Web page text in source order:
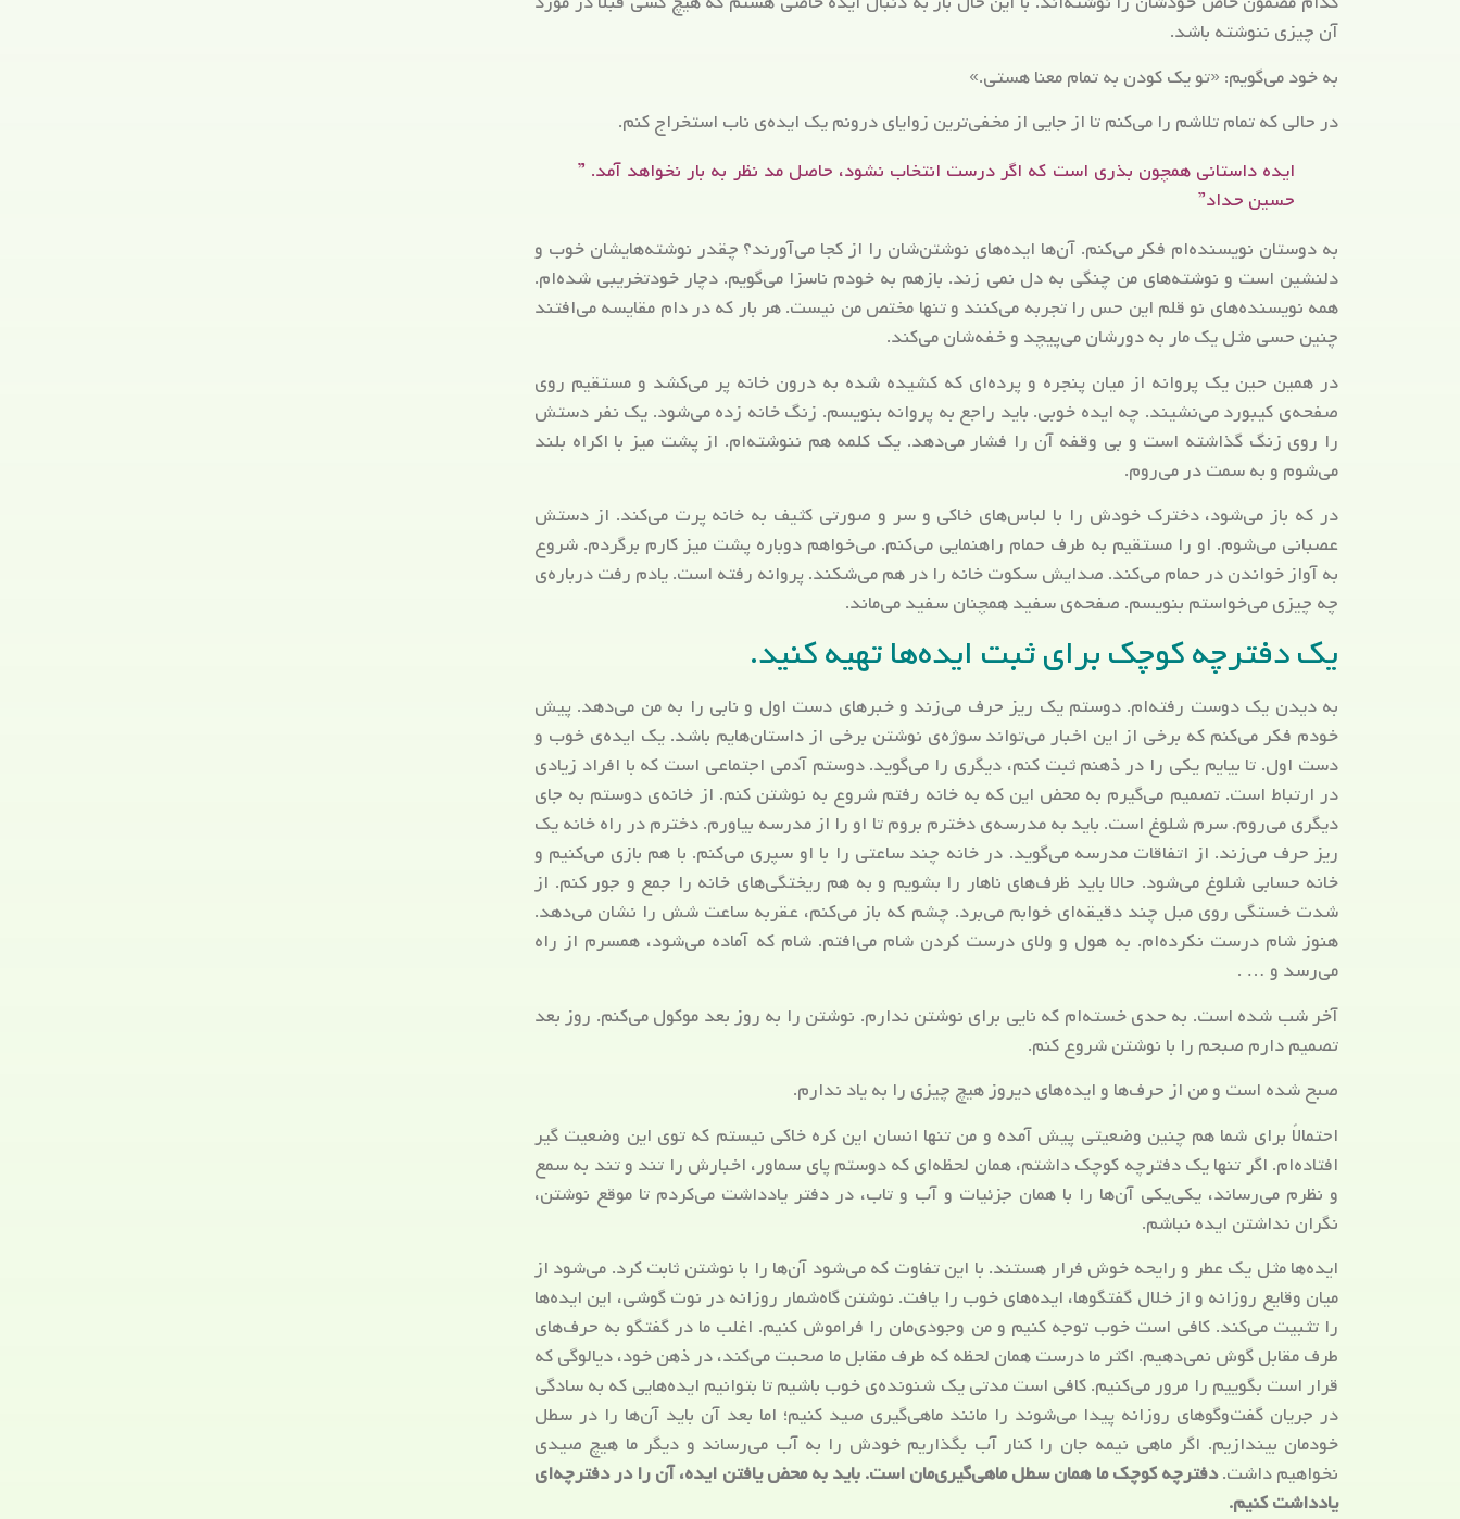
آن چیزی ننوشته باشد.
به خود می‌گویم: «تو یک کودن به تمام معنا هستی.»
در حالی که تمام تلاشم را می‌کنم تا از جایی از مخفی‌ترین زوایای درونم یک ایده‌ی ناب استخراج کنم.
ایده داستانی همچون بذری است که اگر درست انتخاب نشود، حاصل مد نظر به بار نخواهد آمد. ”
حسین حداد”
به دوستان نویسنده‌ام فکر می‌کنم. آن‌ها ایده‌های نوشتن‌شان را از کجا می‌آورند؟ چقدر نوشته‌هایشان خوب و
دلنشین است و نوشته‌های من چنگی به دل نمی زند. بازهم به خودم ناسزا می‌گویم. دچار خودتخریبی شده‌ام.
همه نویسنده‌های نو قلم این حس را تجربه می‌کنند و تنها مختص من نیست. هر بار که در دام مقایسه می‌افتند
چنین حسی مثل یک مار به دورشان می‌پیچد و خفه‌شان می‌کند.
در همین حین یک پروانه از میان پنجره و پرده‌ای که کشیده شده به درون خانه پر می‌کشد و مستقیم روی
صفحه‌ی کیبورد می‌نشیند. چه ایده خوبی. باید راجع به پروانه بنویسم. زنگ خانه زده می‌شود. یک نفر دستش
را روی زنگ گذاشته است و بی وقفه آن را فشار می‌دهد. یک کلمه هم ننوشته‌ام. از پشت میز با اکراه بلند
می‌شوم و به سمت در می‌روم.
در که باز می‌شود، دخترک خودش را با لباس‌های خاکی و سر و صورتی کثیف به خانه پرت می‌کند. از دستش
عصبانی می‌شوم. او را مستقیم به طرف حمام راهنمایی می‌کنم. می‌خواهم دوباره پشت میز کارم برگردم. شروع
به آواز خواندن در حمام می‌کند. صدایش سکوت خانه را در هم می‌شکند. پروانه رفته است. یادم رفت درباره‌ی
چه چیزی می‌خواستم بنویسم. صفحه‌ی سفید همچنان سفید می‌ماند.
یک دفترچه کوچک برای ثبت ایده‌ها تهیه کنید.
به دیدن یک دوست رفته‌ام. دوستم یک ریز حرف می‌زند و خبرهای دست اول و نابی را به من می‌دهد. پیش
خودم فکر می‌کنم که برخی از این اخبار می‌تواند سوژه‌ی نوشتن برخی از داستان‌هایم باشد. یک ایده‌ی خوب و
دست اول. تا بیایم یکی را در ذهنم ثبت کنم، دیگری را می‌گوید. دوستم آدمی اجتماعی است که با افراد زیادی
در ارتباط است. تصمیم می‌گیرم به محض این که به خانه رفتم شروع به نوشتن کنم. از خانه‌ی دوستم به جای
دیگری می‌روم. سرم شلوغ است. باید به مدرسه‌ی دخترم بروم تا او را از مدرسه بیاورم. دخترم در راه خانه یک
ریز حرف می‌زند. از اتفاقات مدرسه می‌گوید. در خانه چند ساعتی را با او سپری می‌کنم. با هم بازی می‌کنیم و
خانه حسابی شلوغ می‌شود. حالا باید ظرف‌های ناهار را بشویم و به هم ریختگی‌های خانه را جمع و جور کنم. از
شدت خستگی روی مبل چند دقیقه‌ای خوابم می‌برد. چشم که باز می‌کنم، عقربه ساعت شش را نشان می‌دهد.
هنوز شام درست نکرده‌ام. به هول و ولای درست کردن شام می‌افتم. شام که آماده می‌شود، همسرم از راه
می‌رسد و … .
آخر شب شده است. به حدی خسته‌ام که نایی برای نوشتن ندارم. نوشتن را به روز بعد موکول می‌کنم. روز بعد
تصمیم دارم صبحم را با نوشتن شروع کنم.
صبح شده است و من از حرف‌ها و ایده‌های دیروز هیچ چیزی را به یاد ندارم.
احتمالاً برای شما هم چنین وضعیتی پیش آمده و من تنها انسان این کره خاکی نیستم که توی این وضعیت گیر
افتاده‌ام. اگر تنها یک دفترچه کوچک داشتم، همان لحظه‌ای که دوستم پای سماور، اخبارش را تند و تند به سمع
و نظرم می‌رساند، یکی‌یکی آن‌ها را با همان جزئیات و آب و تاب، در دفتر یادداشت می‌کردم تا موقع نوشتن،
نگران نداشتن ایده نباشم.
ایده‌ها مثل یک عطر و رایحه خوش فرار هستند. با این تفاوت که می‌شود آن‌ها را با نوشتن ثابت کرد. می‌شود از
میان وقایع روزانه و از خلال گفتگوها، ایده‌های خوب را یافت. نوشتن گاه‌شمار روزانه در نوت گوشی، این ایده‌ها
را تثبیت می‌کند. کافی است خوب توجه کنیم و من وجودی‌مان را فراموش کنیم. اغلب ما در گفتگو به حرف‌های
طرف مقابل گوش نمی‌دهیم. اکثر ما درست همان لحظه که طرف مقابل ما صحبت می‌کند، در ذهن خود، دیالوگی که
قرار است بگوییم را مرور می‌کنیم. کافی است مدتی یک شنونده‌ی خوب باشیم تا بتوانیم ایده‌هایی که به سادگی
در جریان گفت‌وگوهای روزانه پیدا می‌شوند را مانند ماهی‌گیری صید کنیم؛ اما بعد آن باید آن‌ها را در سطل
خودمان بیندازیم. اگر ماهی نیمه جان را کنار آب بگذاریم خودش را به آب می‌رساند و دیگر ما هیچ صیدی
نخواهیم داشت.دفترچه کوچک ما همان سطل ماهی‌گیری‌مان است. باید به محض یافتن ایده، آن را در دفترچه‌ای
یادداشت کنیم.